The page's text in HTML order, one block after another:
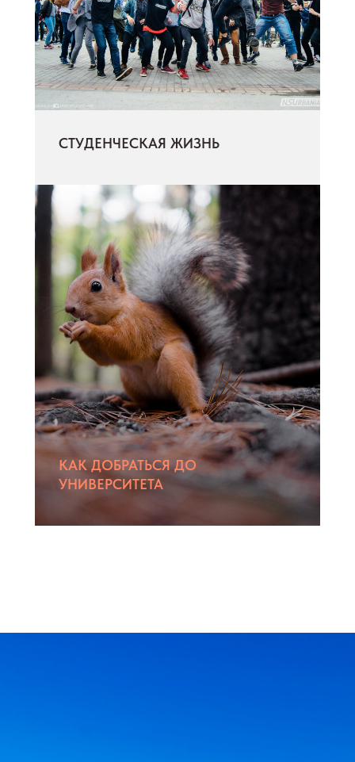
СТУДЕНЧЕСКАЯ ЖИЗНЬ
КАК ДОБРАТЬСЯ ДО
УНИВЕРСИТЕТА